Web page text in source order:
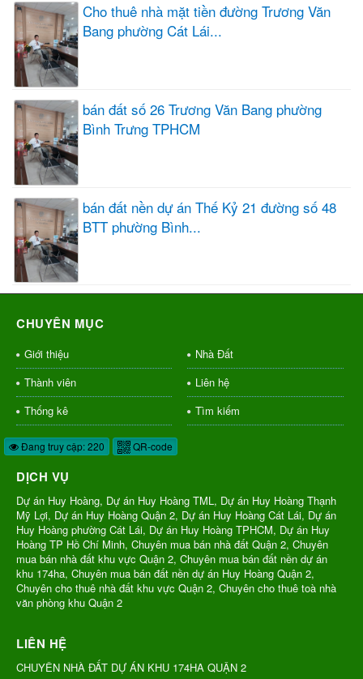
Cho thuê nhà mặt tiền đường Trương Văn
Bang phường Cát Lái...
bán đất số 26 Trương Văn Bang phường
Bình Trưng TPHCM
bán đất nền dự án Thế Kỷ 21 đường số 48
BTT phường Bình...
CHUYÊN MỤC
Giới thiệu
Nhà Đất
Thành viên
Liên hệ
Thống kê
Tìm kiếm
Đang truy cập: 220 QR-code
DỊCH VỤ
Dự án Huy Hoàng, Dự án Huy Hoàng TML, Dự án Huy Hoàng Thạnh
Mỹ Lợi, Dự án Huy Hoàng Quận 2, Dự án Huy Hoàng Cát Lái, Dự án
Huy Hoàng phường Cát Lái, Dự án Huy Hoàng TPHCM, Dự án Huy
Hoàng TP Hồ Chí Minh, Chuyên mua bán nhà đất Quận 2, Chuyên
mua bán nhà đất khu vực Quận 2, Chuyên mua bán đất nền dự án
khu 174ha, Chuyên mua bán đất nền dự án Huy Hoàng Quận 2,
Chuyên cho thuê nhà đất khu vực Quận 2, Chuyên cho thuê toà nhà
văn phòng khu Quận 2
LIÊN HỆ
CHUYÊN NHÀ ĐẤT DỰ ÁN KHU 174HA QUẬN 2